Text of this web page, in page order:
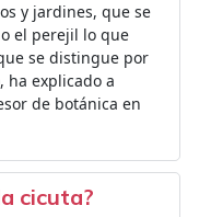
y jardines, que se
el perejil lo que
se distingue por
ha explicado a
de botánica en
cicuta?